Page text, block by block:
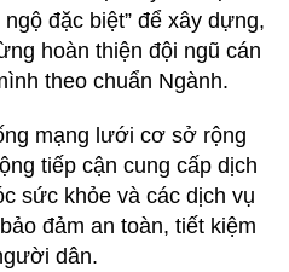
đặc biệt” để xây dựng,
hoàn thiện đội ngũ cán
theo chuẩn Ngành.
mạng lưới cơ sở rộng
tiếp cận cung cấp dịch
sức khỏe và các dịch vụ
đảm an toàn, tiết kiệm
dân.